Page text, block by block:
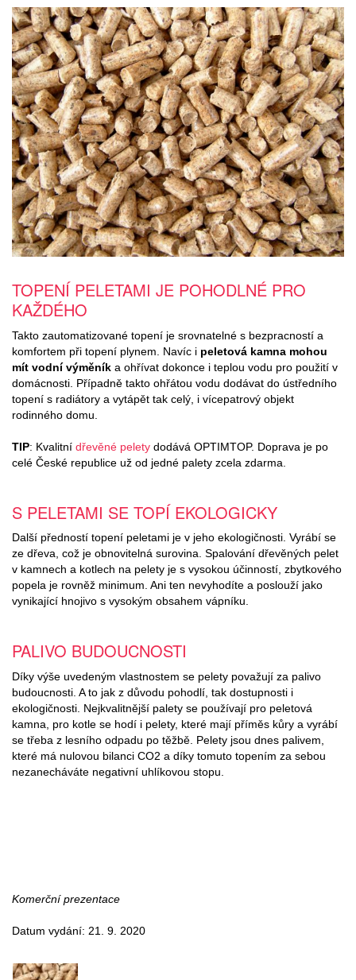
TOPENÍ PELETAMI JE POHODLNÉ PRO
KAŽDÉHO
Takto zautomatizované topení je srovnatelné s bezpracností a
komfortem při topení plynem. Navíc i peletová kamna mohou
mít vodní výměník a ohřívat dokonce i teplou vodu pro použití v
domácnosti. Případně takto ohřátou vodu dodávat do ústředního
topení s radiátory a vytápět tak celý, i vícepatrový objekt
rodinného domu.
TIP: Kvalitní dřevěné pelety dodává OPTIMTOP. Doprava je po
celé České republice už od jedné palety zcela zdarma.
S PELETAMI SE TOPÍ EKOLOGICKY
Další předností topení peletami je v jeho ekologičnosti. Vyrábí se
ze dřeva, což je obnovitelná surovina. Spalování dřevěných pelet
v kamnech a kotlech na pelety je s vysokou účinností, zbytkového
popela je rovněž minimum. Ani ten nevyhodíte a poslouží jako
vynikající hnojivo s vysokým obsahem vápníku.
PALIVO BUDOUCNOSTI
Díky výše uvedeným vlastnostem se pelety považují za palivo
budoucnosti. A to jak z důvodu pohodlí, tak dostupnosti i
ekologičnosti. Nejkvalitnější palety se používají pro peletová
kamna, pro kotle se hodí i pelety, které mají příměs kůry a vyrábí
se třeba z lesního odpadu po těžbě. Pelety jsou dnes palivem,
které má nulovou bilanci CO2 a díky tomuto topením za sebou
nezanecháváte negativní uhlíkovou stopu.
Komerční prezentace
Datum vydání: 21. 9. 2020